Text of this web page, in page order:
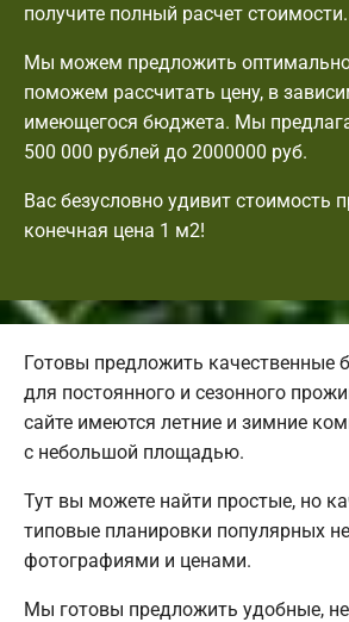
получите полный расчет стоимости.
Мы можем предложить
поможем рассчитать цену, в
имеющегося бюджета. Мы
500 000 рублей до 2000000 руб.
Вас безусловно удивит стоимость
конечная цена 1 м2!
Готовы предложить
для постоянного и сезонного
сайте имеются летние и зимние
с небольшой площадью.
Тут вы можете найти простые, но
типовые планировки популярных
фотографиями и ценами.
Мы готовы предложить удобные,